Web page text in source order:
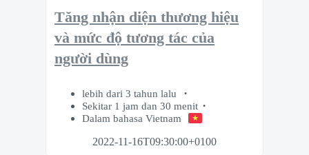
Tăng nhận diện thương hiệu
và mức độ tương tác của
người dùng
lebih dari 3 tahun lalu
Sekitar 1 jam dan 30 menit
Dalam bahasa Vietnam
2022-11-16T09:30:00+0100